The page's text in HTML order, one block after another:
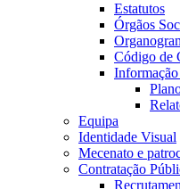
Estatutos
Órgãos
Código de
Informação
Equipa
Identidade Visual
Mecenato e
Contratação